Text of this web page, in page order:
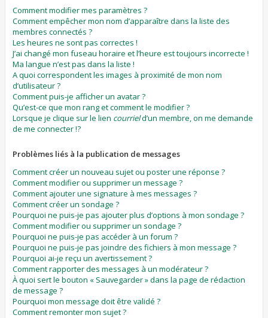
Comment modifier mes paramètres ?
Comment empêcher mon nom d’apparaître dans la liste des
membres connectés ?
Les heures ne sont pas correctes !
J’ai changé mon fuseau horaire et l’heure est toujours incorrecte !
Ma langue n’est pas dans la liste !
A quoi correspondent les images à proximité de mon nom
d’utilisateur ?
Comment puis-je afficher un avatar ?
Qu’est-ce que mon rang et comment le modifier ?
Lorsque je clique sur le lien courrield’un membre, on me demande
de me connecter !?
Problèmes liés à la publication de messages
Comment créer un nouveau sujet ou poster une réponse ?
Comment modifier ou supprimer un message ?
Comment ajouter une signature à mes messages ?
Comment créer un sondage ?
Pourquoi ne puis-je pas ajouter plus d’options à mon sondage ?
Comment modifier ou supprimer un sondage ?
Pourquoi ne puis-je pas accéder à un forum ?
Pourquoi ne puis-je pas joindre des fichiers à mon message ?
Pourquoi ai-je reçu un avertissement ?
Comment rapporter des messages à un modérateur ?
À quoi sert le bouton « Sauvegarder » dans la page de rédaction
de message ?
Pourquoi mon message doit être validé ?
Comment remonter mon sujet ?